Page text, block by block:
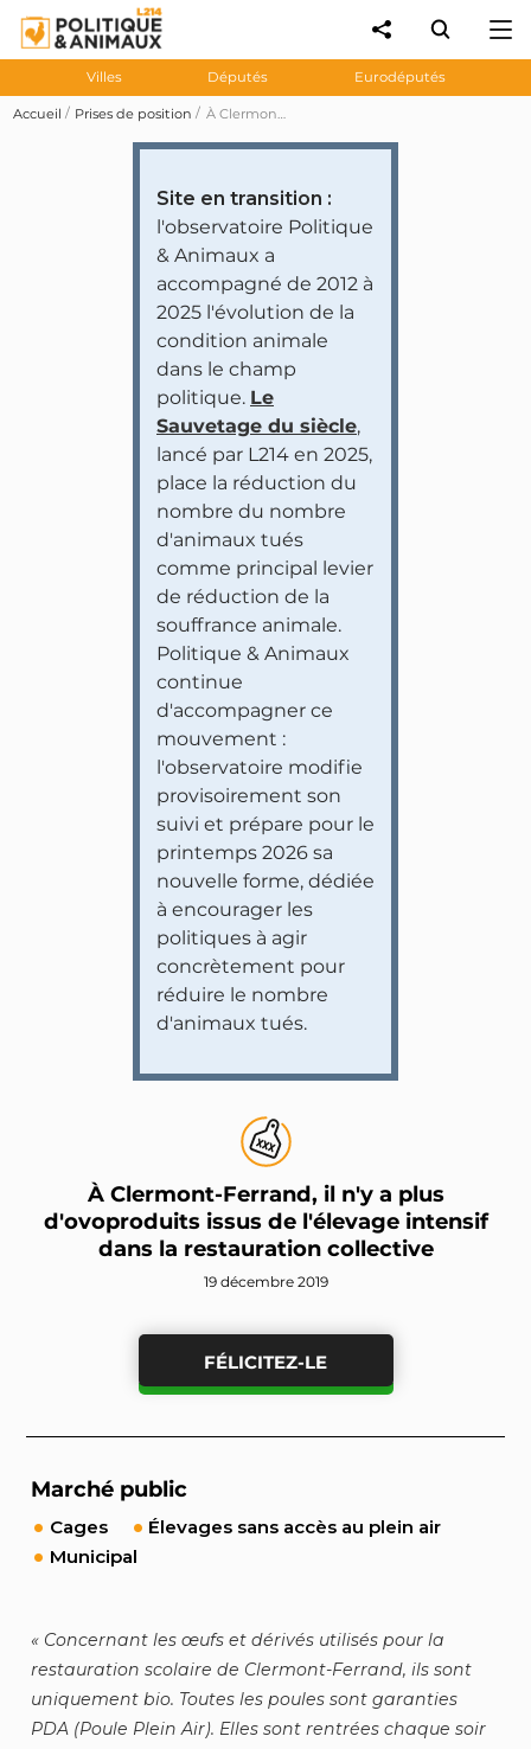
Villes Députés Eurodéputés
Accueil Prises de position À Clermont-Ferrand, il n'y a plus d'ovoproduits issus de l'élevage intensif dans la restauration collective
Site en transition :
l'observatoire Politique
& Animaux a
accompagné de 2012 à
2025 l'évolution de la
condition animale
dans le champ
politique. Le
Sauvetage du siècle,
lancé par L214 en 2025,
place la réduction du
nombre du nombre
d'animaux tués
comme principal levier
de réduction de la
souffrance animale.
Politique & Animaux
continue
d'accompagner ce
mouvement :
l'observatoire modifie
provisoirement son
suivi et prépare pour le
printemps 2026 sa
nouvelle forme, dédiée
à encourager les
politiques à agir
concrètement pour
réduire le nombre
d'animaux tués.
À Clermont-Ferrand, il n'y a plus
d'ovoproduits issus de l'élevage intensif
dans la restauration collective
19 décembre 2019
FÉLICITEZ-LE
Marché public
Cages
Élevages sans accès au plein air
Municipal
Concernant les œufs et dérivés utilisés pour la
restauration scolaire de Clermont-Ferrand, ils sont
uniquement bio. Toutes les poules sont garanties
PDA (Poule Plein Air). Elles sont rentrées chaque soir